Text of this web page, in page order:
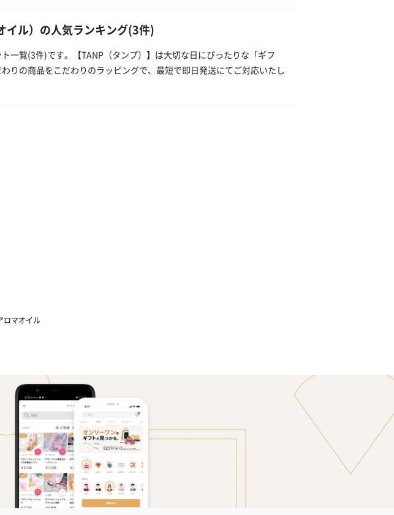
イル）の人気ランキング(3件)
一覧(3件)です。【TANP（タンプ）】は大切な日にぴったりな「ギフ
りの商品をこだわりのラッピングで、最短で即日発送にてご対応いたし
ロマオイル